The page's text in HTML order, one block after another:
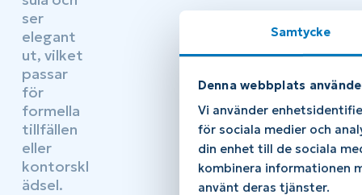
Samtycke
Denna webbplats
Vi använder
för sociala medier och
din enhet till de sociala
kombinera informationen
använt deras tjänster.